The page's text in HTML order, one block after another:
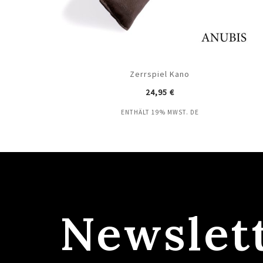
Zerrspiel Kano
24,95 €
ENTHÄLT 19% MWST. DE